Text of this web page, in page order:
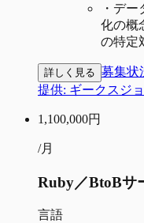
・ デー
化の概
の特定
詳しく見る 募集状
提供: ギークスジ
1,100,000円
/月
Ruby／BtoBサ
言語